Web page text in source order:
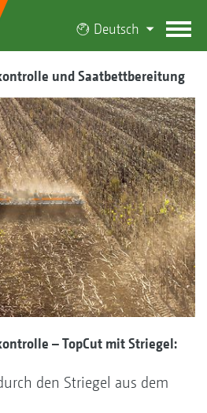
Deutsch
und Saatbettbereitung
– TopCut mit Striegel:
den Striegel aus dem